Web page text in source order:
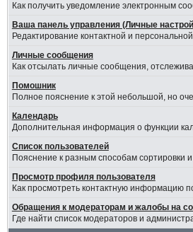
Как получить уведомление электронным
Ваша панель управления (Личные
Редактирование контактной и
Личные сообщения
Как отсылать личные сообщения,
Помошник
Полное пояснение к этой небольшой, но
Календарь
Дополнительная информация о функции
Список пользователей
Пояснение к разным способам сортировки
Просмотр профиля пользователя
Как просмотреть контактную информацию
Обращения к модераторам и жалобы на
Где найти список модераторов и